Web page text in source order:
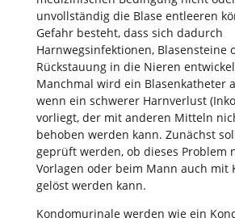
unvollständig die Blase entleeren
Gefahr besteht, dass sich dadurch
Harnwegsinfektionen, Blasensteine
Rückstauung in die Nieren
Manchmal wird ein Blasenkatheter
wenn ein schwerer Harnverlust
vorliegt, der mit anderen Mitteln
behoben werden kann. Zunächst
geprüft werden, ob dieses Problem
Vorlagen oder beim Mann auch mit
gelöst werden kann.
Kondomurinale werden wie ein